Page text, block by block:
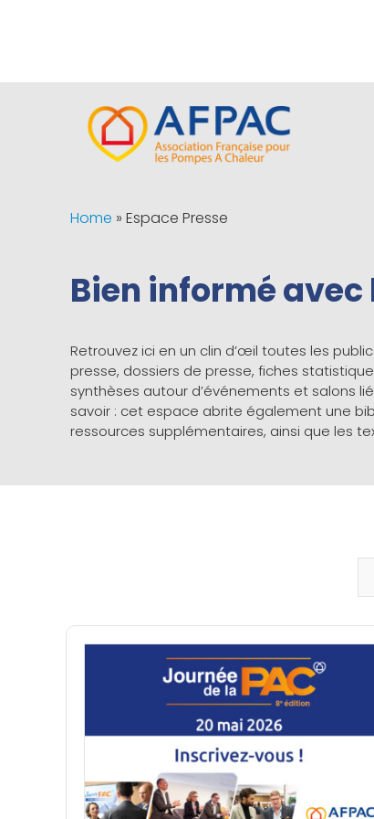
Home » Espace Presse
Bien informé avec
Retrouvez ici en un clin d’œil toutes les
presse, dossiers de presse, fiches
synthèses autour d’événements et salons
savoir : cet espace abrite également une
ressources supplémentaires, ainsi que les